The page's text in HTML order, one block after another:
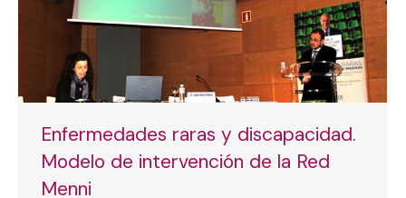
Enfermedades raras y discapacidad.
Modelo de intervención de la Red
Menni